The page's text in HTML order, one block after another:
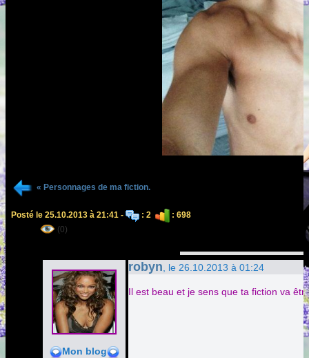
« Personnages de ma fiction.
Posté le 25.10.2013 à 21:41 - : 2
: 698
(0)
Mon blog
robyn , le 26.10.2013 à 01:24
Il est beau et je sens que ta fiction va